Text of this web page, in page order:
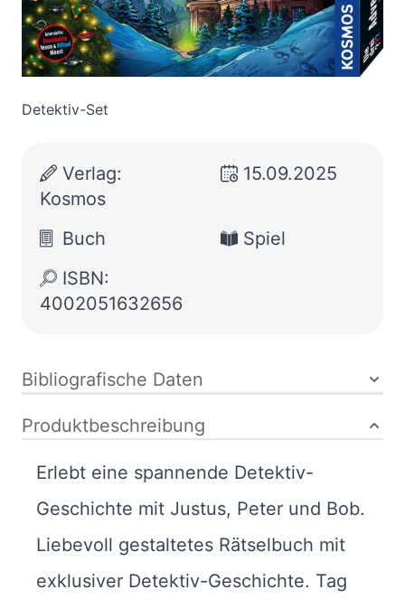
Zur Wunschliste hinzufügen
Detektiv-Set
Verlag:
Kosmos
15.09.2025
Buch
Spiel
ISBN:
4002051632656
Bibliografische Daten
Produktbeschreibung
Erlebt eine spannende Detektiv-
Geschichte mit Justus, Peter und Bob.
Liebevoll gestaltetes Rätselbuch mit
exklusiver Detektiv-Geschichte. Tag